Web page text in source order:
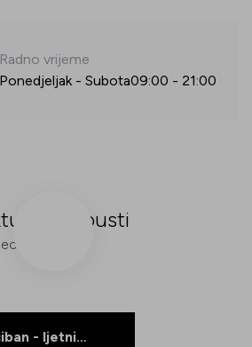
Radno vrijeme
Ponedjeljak - Subota09:00 - 21:00
popusti
- ljetni